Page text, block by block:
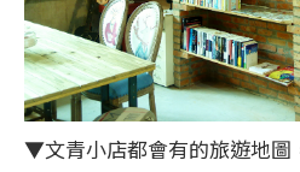
▼文青小店都會有的旅遊地